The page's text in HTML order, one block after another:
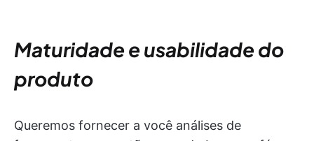
Maturidade e usabilidade do
produto
Queremos fornecer a você análises de